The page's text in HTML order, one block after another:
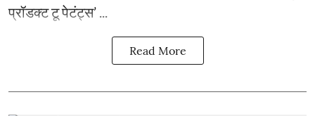
प्रॉडक्ट टू पेटंट्स’ ...
Read More